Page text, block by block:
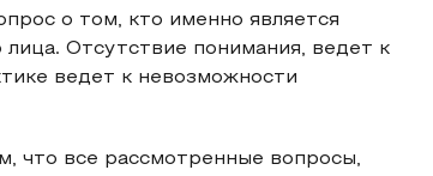
о том, кто именно является
Отсутствие понимания, ведет к
ведет к невозможности
что все рассмотренные вопросы,